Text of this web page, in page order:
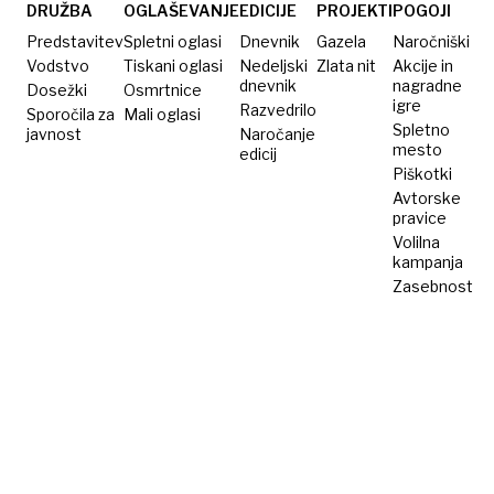
»Uh,
kako so
me
razjezili!«
DRUŽBA
Predstavitev
Vodstvo
Dosežki
Sporočila za
javnost
OGLAŠEVANJE
Spletni oglasi
Tiskani oglasi
Osmrtnice
Mali oglasi
EDICIJE
Dnevnik
Nedeljski
dnevnik
Razvedrilo
Naročanje
edicij
PROJEKTI
Gazela
Zlata nit
POGOJI
Naročniški
Akcije in
nagradne
igre
Spletno
mesto
Piškotki
Avtorske
pravice
Volilna
kampanja
Zasebnost